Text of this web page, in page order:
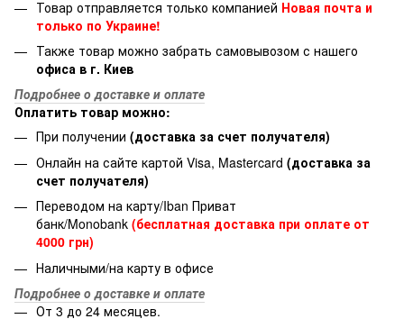
Товар отправляется только компанией Новая почта и
только по Украине!
Также товар можно забрать самовывозом с нашего
офиса в г. Киев
Подробнее о доставке и оплате
Оплатить товар можно:
При получении (доставка за счет получателя)
Онлайн на сайте картой Visa, Mastercard (доставка за
счет получателя)
Переводом на карту/Iban Приват
банк/Monobank (бесплатная доставка при оплате от
4000 грн)
Наличными/на карту в офисе
Подробнее о доставке и оплате
От 3 до 24 месяцев.